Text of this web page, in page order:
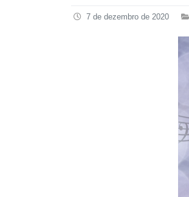
7 de dezembro de 2020